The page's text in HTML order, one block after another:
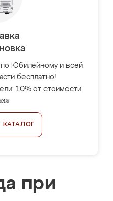
Юбилейному и всей
бесплатно!
10% от стоимости
КАТАЛОГ
при